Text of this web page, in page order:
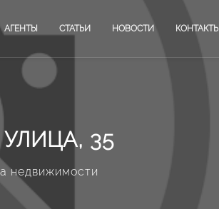
АГЕНТЫ СТАТЬИ НОВОСТИ КОНТАКТЫ
35
недвижимости